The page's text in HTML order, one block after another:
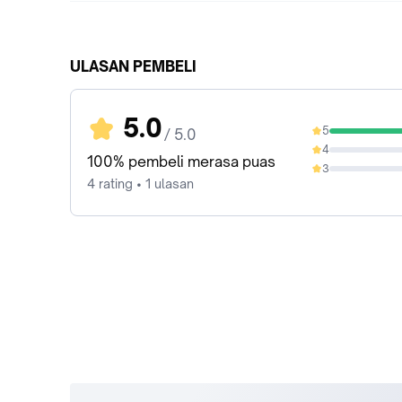
ULASAN PEMBELI
5.0 / 5.0
100% pembeli merasa puas
4 rating • 1 ulasan
5
100%
4
0%
3
0%